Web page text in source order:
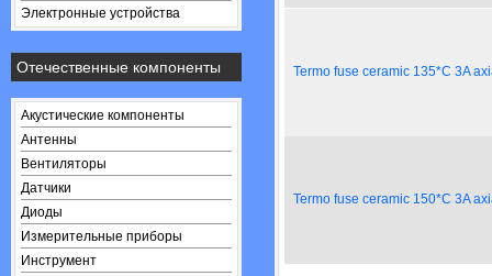
Электронные устройства
Отечественные компоненты
Акустические компоненты
Антенны
Вентиляторы
Датчики
Диоды
Измерительные приборы
Инструмент
Termo fuse ceramic 135*C 3A
Termo fuse ceramic 150*C 3A